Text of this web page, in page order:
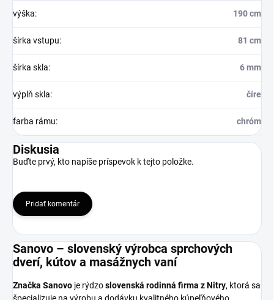
výška: 190 cm
šírka vstupu: 81 cm
šírka skla: 6 mm
výplň skla: číre
farba rámu: chróm
Diskusia
Buďte prvý, kto napíše príspevok k tejto položke.
Pridať komentár
Sanovo – slovenský výrobca sprchových
dverí, kútov a masážnych vaní
Značka Sanovo je rýdzoslovenská rodinná firma z Nitry, ktorá sa